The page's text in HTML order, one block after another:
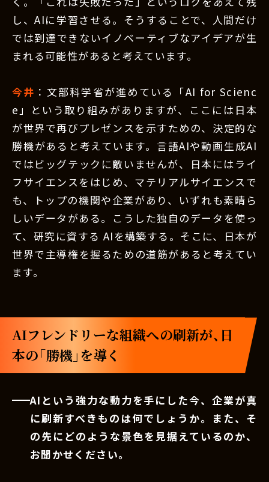
し、AIに学習させる。そうすることで、人間だけ
では到達できないイノベーティブなアイデアが生
まれる可能性があると考えています。
今井 ：文部科学省が進めている「AI for Scienc
e」という取り組みがありますが、ここには日本
が世界で再びプレゼンスを示すための、決定的な
勝機があると考えています。言語AIや動画生成AI
ではビッグテックに敵いませんが、日本にはライ
フサイエンスをはじめ、マテリアルサイエンスで
も、トップの機関や企業があり、いずれも素晴ら
しいデータがある。こうした独自のデータを使っ
て、研究に資する AIを構築する。そこに、日本が
世界で主導権を握るための道筋があると考えてい
ます。
AIフレンドリーな組織への刷新が、日
本の「勝機」を導く
AIという強力な動力を手にした今、企業が真
に刷新すべきものは何でしょうか。また、そ
の先にどのような景色を見据えているのか、
お聞かせください。